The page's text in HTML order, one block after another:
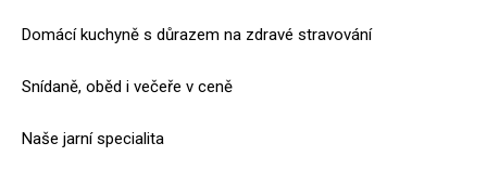
Domácí kuchyně s důrazem na zdravé stravování
Snídaně, oběd i večeře v ceně
Naše jarní specialita